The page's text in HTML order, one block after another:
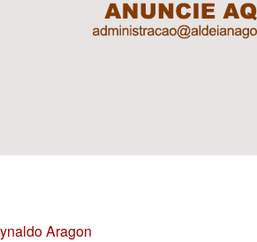
Aragon